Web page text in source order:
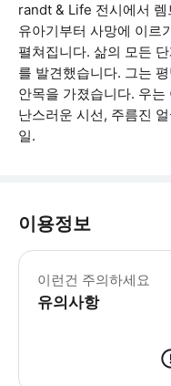
randt & Life 전시에서
유아기부터 사망에 이르
펼쳐집니다. 삶의 모든
를 발견했습니다. 그는
안목을 가졌습니다. 우
난스러운 시선, 주름진
일.
이용정보
이런건 주의하세요
유의사항